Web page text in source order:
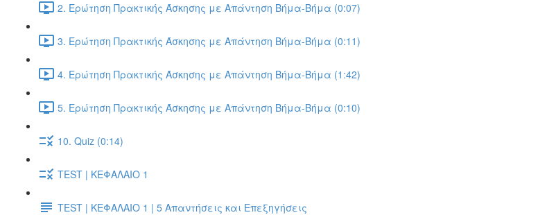
2. Ερώτηση Πρακτικής Άσκησης με Απάντηση Βήμα-Βήμα (0:07)
3. Ερώτηση Πρακτικής Άσκησης με Απάντηση Βήμα-Βήμα (0:11)
4. Ερώτηση Πρακτικής Άσκησης με Απάντηση Βήμα-Βήμα (1:42)
5. Ερώτηση Πρακτικής Άσκησης με Απάντηση Βήμα-Βήμα (0:10)
10. Quiz (0:14)
TEST | ΚΕΦΑΛΑΙΟ 1
TEST | ΚΕΦΑΛΑΙΟ 1 | 5 Απαντήσεις και Επεξηγήσεις